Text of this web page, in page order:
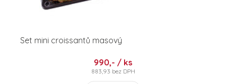
Set mini croissantů masový
990,- / ks
883,93 bez DPH